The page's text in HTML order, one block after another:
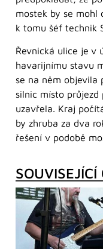
mostek by se mohl
k tomu šéf technik
Řevnická ulice je v
havarijnímu stavu
se na něm objevila
silnic místo průjezd
uzavřela. Kraj
by zhruba za dva
řešení v podobě